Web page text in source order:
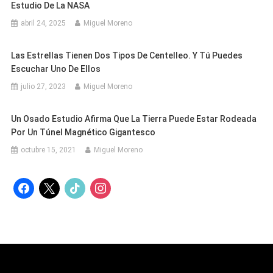
Estudio De La NASA
abril 24, 2025 Miguel Moreno
Las Estrellas Tienen Dos Tipos De Centelleo. Y Tú Puedes
Escuchar Uno De Ellos
julio 27, 2023 Miguel Moreno
Un Osado Estudio Afirma Que La Tierra Puede Estar Rodeada
Por Un Túnel Magnético Gigantesco
octubre 15, 2021 Miguel Moreno
facebook
x tiktok instagram